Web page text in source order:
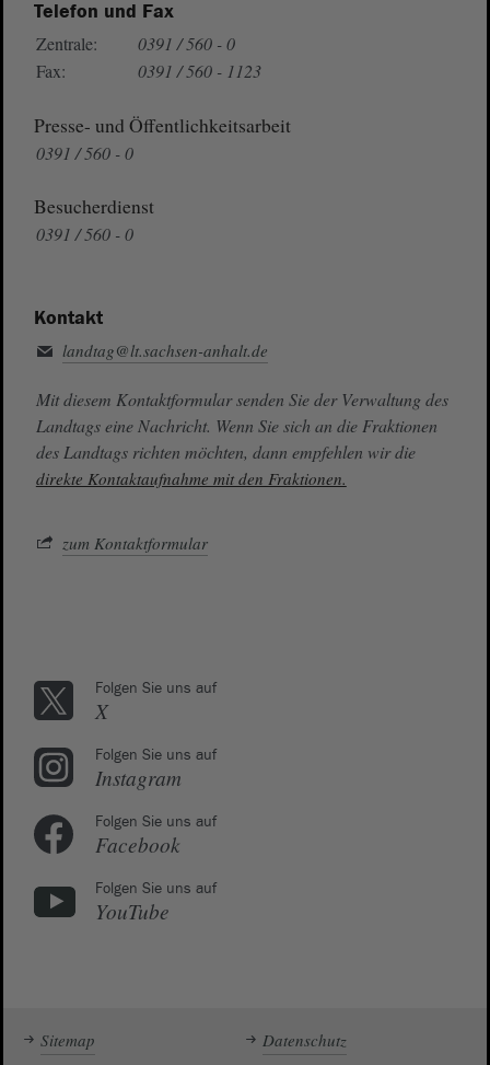
Telefon und Fax
Zentrale:
0391 / 560 - 0
Fax:
0391 / 560 - 1123
Presse- und Öffentlichkeitsarbeit
0391 / 560 - 0
Besucherdienst
0391 / 560 - 0
Kontakt
landtag@lt.sachsen-anhalt.de
Mit diesem Kontaktformular senden Sie der Verwaltung des
Landtags eine Nachricht. Wenn Sie sich an die Fraktionen
des Landtags richten möchten, dann empfehlen wir die
direkte Kontaktaufnahme mit den Fraktionen.
zum Kontaktformular
Folgen Sie uns auf
X
Folgen Sie uns auf
Instagram
Folgen Sie uns auf
Facebook
Folgen Sie uns auf
YouTube
Sitemap Datenschutz